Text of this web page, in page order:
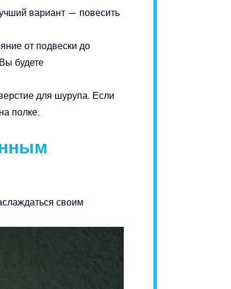
вариант — повесить
от подвески до
будете
для шурупа. Если
полке.
своим